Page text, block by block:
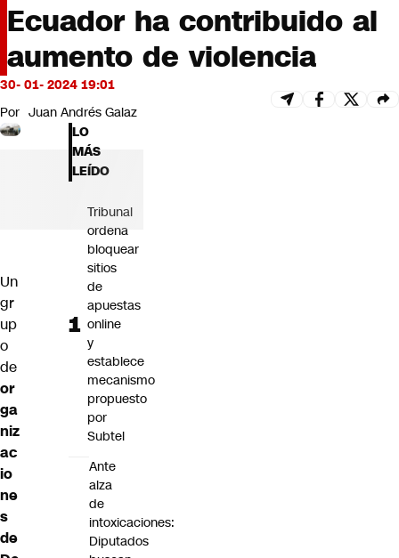
CNN tiempo
Opinión
Ecuador ha contribuido al
aumento de violencia
30- 01- 2024 19:01
Por Juan Andrés Galaz
Un
gr
up
o
de
or
ga
niz
ac
io
ne
s
de
LO
MÁS
LEÍDO
Tribunal
ordena
bloquear
sitios
de
apuestas
online
y
establece
mecanismo
propuesto
por
Subtel
Ante
alza
de
intoxicaciones:
Diputados